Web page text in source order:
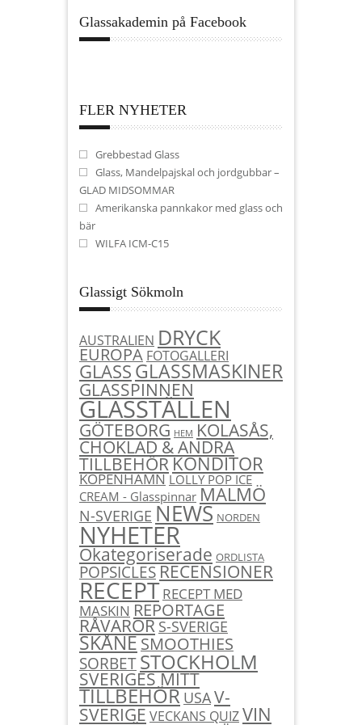
Glassakademin på Facebook
FLER NYHETER
Grebbestad Glass
Glass, Mandelpajskal och jordgubbar –
GLAD MIDSOMMAR
Amerikanska pannkakor med glass och
bär
WILFA ICM-C15
Glassigt Sökmoln
AUSTRALIEN DRYCK
EUROPA FOTOGALLERI
GLASSGLASSMASKINER
GLASSPINNEN
GLASSTÄLLEN
GÖTEBORG HEM KOLASÅS,
CHOKLAD & ANDRA
TILLBEHÖRKONDITOR
KÖPENHAMN LOLLY POP ICE
CREAM - Glasspinnar MALMÖ
N-SVERIGE NEWS NORDEN
NYHETER
Okategoriserade ORDLISTA
POPSICLESRECENSIONER
RECEPT RECEPT MED
MASKIN REPORTAGE
RÅVARORS-SVERIGE
SKÅNESMOOTHIES
SORBETSTOCKHOLM
SVERIGES MITT
TILLBEHÖR USAV-
SVERIGEVECKANS QUIZVIN